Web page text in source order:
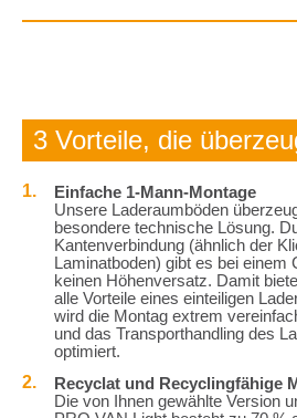
3 Vorteile, die
Einfache 1-Mann-Montage
Unsere Laderaumböden
besondere technische Lösung.
Kantenverbindung (ähnlich der
Laminatboden) gibt es bei einem
keinen Höhenversatz. Damit
alle Vorteile eines einteiligen
wird die Montag extrem
und das Transporthandling des
optimiert.
Recyclat und Recyclingfähige
Die von Ihnen gewählte Version